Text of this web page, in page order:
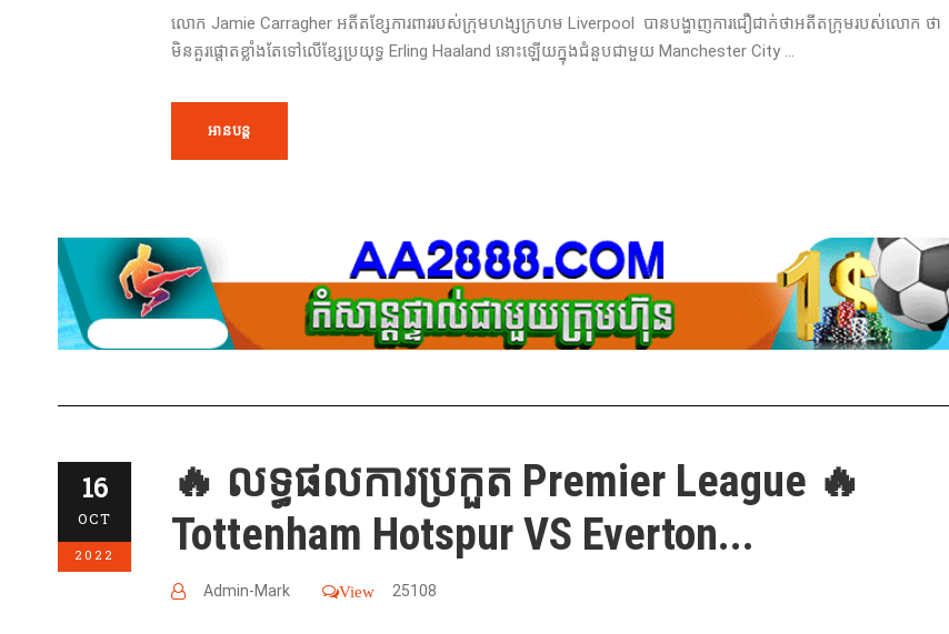
លោក​ Jamie Carragher អតីត​ខ្សែ​ការពារ​របស់​ក្រុម​ហង្ស​ក្រហម​ Liverpool បាន​បង្ហាញ​ការ​ជឿជាក់​ថា​អតីត​ក្រុម​របស់​លោក​ ថា​
មិន​គួរ​ផ្តោត​ខ្លាំង​តែ​ទៅ​លើ​ខ្សែប្រយុទ្ធ​ Erling Haaland នោះ​ឡើយ​ក្នុងជំនួបជាមួយ Manchester City ...
អានបន្ត
16
OCT
2022
🔥 លទ្ធផលការប្រកួត Premier League 🔥
Tottenham Hotspur VS Everton...
Admin-Mark View 25108